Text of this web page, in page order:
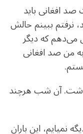
افغانی باید
نرفتم ببینم حالش
که دیگر
به من صد افغانی
آن شب هرچند
این باران